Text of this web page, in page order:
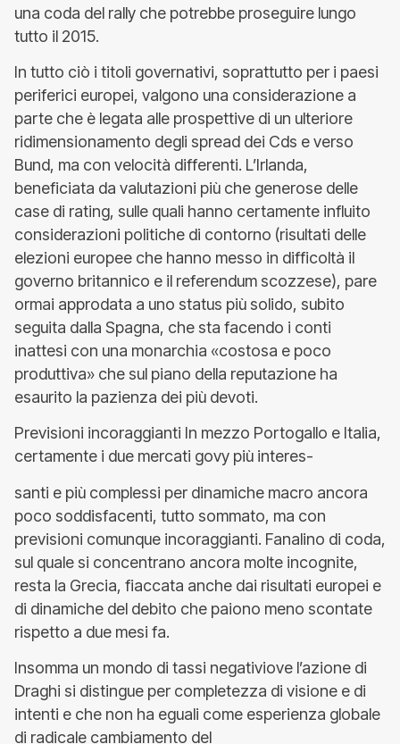
una coda del rally che potrebbe proseguire lungo
tutto il 2015.
In tutto ciò i titoli governativi, soprattutto per i paesi
periferici europei, valgono una considerazione a
parte che è legata alle prospettive di un ulteriore
ridimensionamento degli spread dei Cds e verso
Bund, ma con velocità differenti. L’Irlanda,
beneficiata da valutazioni più che generose delle
case di rating, sulle quali hanno certamente influito
considerazioni politiche di contorno (risultati delle
elezioni europee che hanno messo in difficoltà il
governo britannico e il referendum scozzese), pare
ormai approdata a uno status più solido, subito
seguita dalla Spagna, che sta facendo i conti
inattesi con una monarchia «costosa e poco
produttiva» che sul piano della reputazione ha
esaurito la pazienza dei più devoti.
Previsioni incoraggianti In mezzo Portogallo e Italia,
certamente i due mercati govy più interes-
santi e più complessi per dinamiche macro ancora
poco soddisfacenti, tutto sommato, ma con
previsioni comunque incoraggianti. Fanalino di coda,
sul quale si concentrano ancora molte incognite,
resta la Grecia, fiaccata anche dai risultati europei e
di dinamiche del debito che paiono meno scontate
rispetto a due mesi fa.
Insomma un mondo di tassi negativiove l’azione di
Draghi si distingue per completezza di visione e di
intenti e che non ha eguali come esperienza globale
di radicale cambiamento del